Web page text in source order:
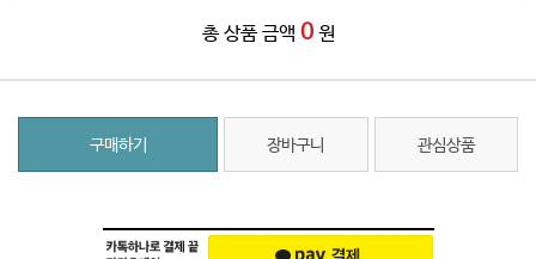
총 상품 금액 0 원
구매하기 장바구니 관심상품